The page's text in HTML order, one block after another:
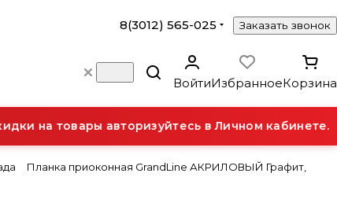
8(3012) 565-025 Заказать звонок
ВойтиИзбранноеКорзина
на товары авторизуйтесь в Личном кабинете.
Планка приоконная GrandLine АКРИЛОВЫЙ Графит,